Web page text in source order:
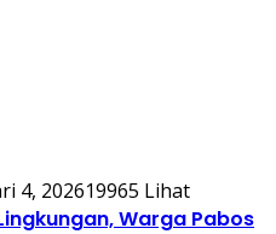
4, 202619965 Lihat
Warga Pabos